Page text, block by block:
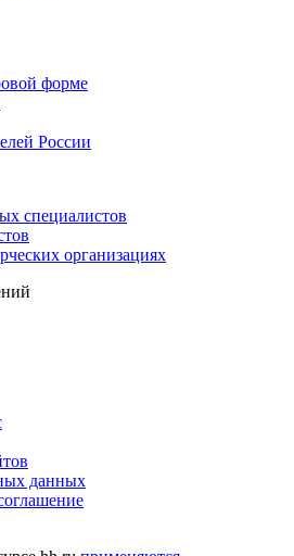
форме
России
специалистов
организациях
данных